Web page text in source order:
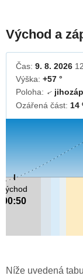
Východ a
Čas: 9. 8. 2026
Výška: +57 °
Poloha: ↓
Ozářená část: 14
východ
00:50
Níže uvedená